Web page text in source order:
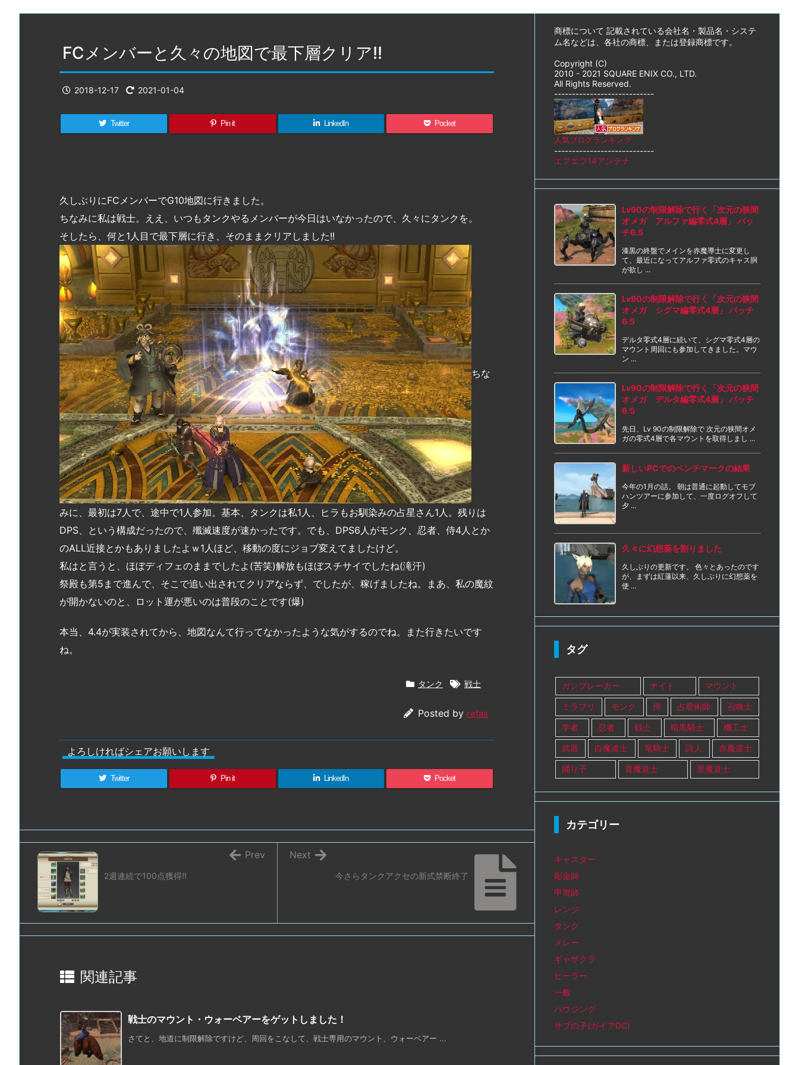
FCメンバーと久々の地図で最下層クリア!!
2018-12-17 2021-01-04
Twitter Pin it LinkedIn Pocket
久しぶりにFCメンバーでG10地図に行きました。
ちなみに私は戦士。ええ、いつもタンクやるメンバーが今日はいなかったので、久々にタンクを。
そしたら、何と1人目で最下層に行き、そのままクリアしました!!
ちな
みに、最初は7人で、途中で1人参加。基本、タンクは私1人、ヒラもお馴染みの占星さん1人。残りは
DPS、という構成だったので、殲滅速度が速かったです。でも、DPS6人がモンク、忍者、侍4人とか
のALL近接とかもありましたよｗ1人ほど、移動の度にジョブ変えてましたけど。
私はと言うと、ほぼディフェのままでしたよ(苦笑)解放もほぼスチサイでしたね(滝汗)
祭殿も第5まで進んで、そこで追い出されてクリアならず、でしたが、稼げましたね。まあ、私の魔紋
が開かないのと、ロット運が悪いのは普段のことです(爆)
本当、4.4が実装されてから、地図なんて行ってなかったような気がするのでね。また行きたいです
ね。
タンク 戦士
Posted by refas
よろしければシェアお願いします
Twitter Pin it LinkedIn Pocket
今さらタンクアクセの新式禁断終了
Next
2週連続で100点獲得!!
Prev
関連記事
戦士のマウント・ウォーベアーをゲットしました！
さてと、地道に制限解除ですけど、周回をこなして、戦士専用のマウント、ウォーベアー ...
商標について 記載されている会社名・製品名・システ
ム名などは、各社の商標、または登録商標です。
Copyright (C)
2010 - 2021 SQUARE ENIX CO., LTD.
All Rights Reserved.
----------------------------
人気ブログランキング
----------------------------
エフエフ14アンテナ
Lv90の制限解除で行く「次元の狭間
オメガ アルファ編零式4層」 パッ
チ6.5
漆黒の終盤でメインを赤魔導士に変更し
て、最近になってアルファ零式のキャス胴
が欲し ...
Lv90の制限解除で行く「次元の狭間
オメガ シグマ編零式4層」 パッチ
6.5
デルタ零式4層に続いて、シグマ零式4層の
マウント周回にも参加してきました。マウ
ン ...
Lv90の制限解除で行く「次元の狭間
オメガ デルタ編零式4層」 パッチ
6.5
先日、Lv 90の制限解除で 次元の狭間オメ
ガの零式4層で各マウントを取得しまし ...
新しいPCでのベンチマークの結果
今年の1月の話。 朝は普通に起動してモブ
ハンツアーに参加して、一度ログオフして
夕 ...
久々に幻想薬を割りました
久しぶりの更新です。 色々とあったのです
が、まずは紅蓮以来、久しぶりに幻想薬を
使 ...
タグ
ガンブレーカー ナイト マウント
ミラプリ モンク 侍 占星術師 召喚士
学者 忍者 戦士 暗黒騎士 機工士
武器 白魔道士 竜騎士 詩人 赤魔道士
踊り子 青魔道士 黒魔道士
カテゴリー
キャスター
彫金師
甲冑師
レンジ
タンク
メレー
ギャザクラ
ヒーラー
一般
ハウジング
サブの子(ガイアDC)